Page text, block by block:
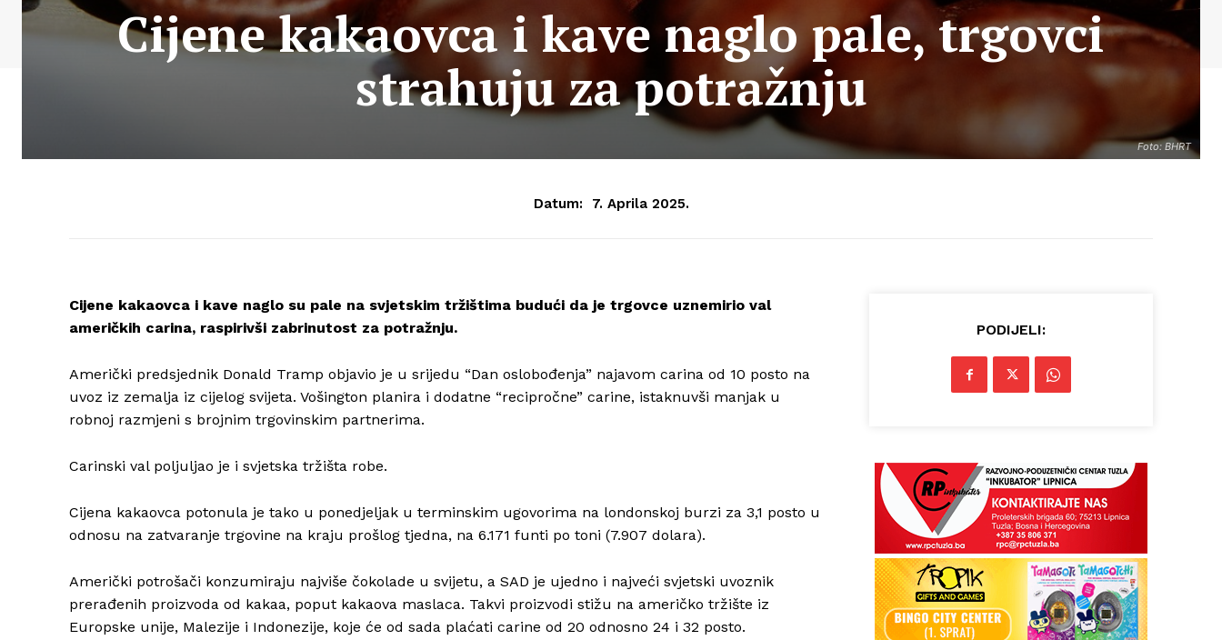
Foto: BHRT
Cijene kakaovca i kave naglo pale, trgovci
strahuju za potražnju
Datum: 7. Aprila 2025.
Cijene kakaovca i kave naglo su pale na svjetskim tržištima budući da je trgovce uznemirio val
američkih carina, raspirivši zabrinutost za potražnju.
Američki predsjednik Donald Tramp objavio je u srijedu “Dan oslobođenja” najavom carina od 10 posto na
uvoz iz zemalja iz cijelog svijeta. Vošington planira i dodatne “recipročne” carine, istaknuvši manjak u
robnoj razmjeni s brojnim trgovinskim partnerima.
Carinski val poljuljao je i svjetska tržišta robe.
Cijena kakaovca potonula je tako u ponedjeljak u terminskim ugovorima na londonskoj burzi za 3,1 posto u
odnosu na zatvaranje trgovine na kraju prošlog tjedna, na 6.171 funti po toni (7.907 dolara).
Američki potrošači konzumiraju najviše čokolade u svijetu, a SAD je ujedno i najveći svjetski uvoznik
prerađenih proizvoda od kakaa, poput kakaova maslaca. Takvi proizvodi stižu na američko tržište iz
Europske unije, Malezije i Indonezije, koje će od sada plaćati carine od 20 odnosno 24 i 32 posto.
PODIJELI: